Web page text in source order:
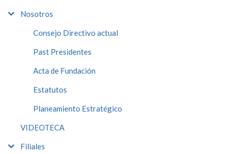
Nosotros
Consejo Directivo actual
Past Presidentes
Acta de Fundación
Estatutos
Planeamiento Estratégico
VIDEOTECA
Filiales